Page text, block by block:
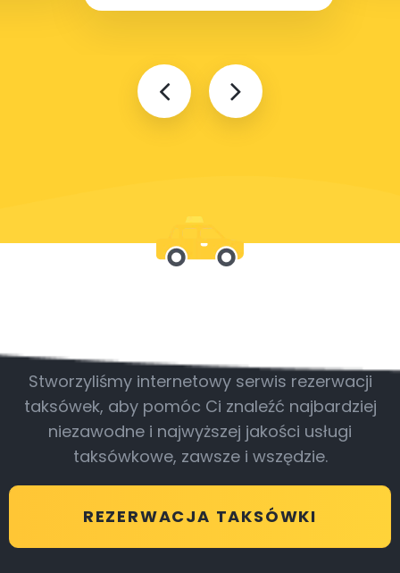
Stworzyliśmy internetowy serwis rezerwacji
taksówek, aby pomóc Ci znaleźć najbardziej
niezawodne i najwyższej jakości usługi
taksówkowe, zawsze i wszędzie.
REZERWACJA TAKSÓWKI